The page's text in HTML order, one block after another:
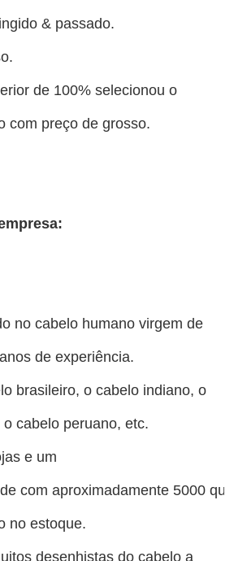
& passado.
de 100% selecionou o
com preço de grosso.
no cabelo humano virgem de
de experiência.
brasileiro, o cabelo indiano, o
cabelo peruano, etc.
e um
com aproximadamente 5000
no estoque.
desenhistas do cabelo a